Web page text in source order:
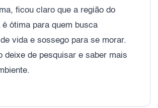
ficou claro que a região do
é ótima para quem busca
vida e sossego para se morar.
deixe de pesquisar e saber mais